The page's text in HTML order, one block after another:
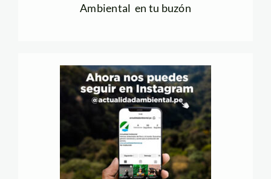
Ambiental en tu buzón